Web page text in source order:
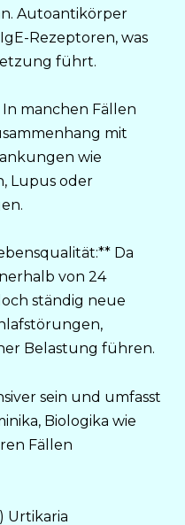
Autoantikörper
Rezeptoren, was
führt.
manchen Fällen
mit
wie
Lupus oder
Da
von 24
ständig neue
Belastung führen.
sein und umfasst
Biologika wie
Fällen
Urtikaria